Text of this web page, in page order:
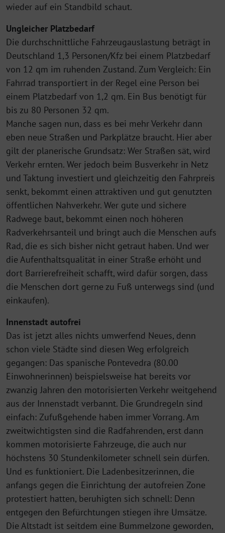
wieder auf ein Standbild schaut.
Ungleicher Platzbedarf
Die durchschnittliche Fahrzeugauslastung beträgt in
Deutschland 1,3 Personen/Kfz bei einem Platzbedarf
von 12 qm im ruhenden Zustand. Zum Vergleich: Ein
Fahrrad transportiert in der Regel eine Person bei
einem Platzbedarf von 1,2 qm. Ein Bus benötigt für
bis zu 80 Personen 32 qm.
Manche sagen nun, dass es bei mehr Verkehr dann
eben neue Straßen und Parkplätze braucht. Hier aber
gilt der planerische Grundsatz: Wer Straßen sät, wird
Verkehr ernten. Wer jedoch beim Busverkehr in Netz
und Taktung investiert und gleichzeitig den Fahrpreis
senkt, bekommt einen attraktiven und gut genutzten
öffentlichen Nahverkehr. Wer gute und sichere
Radwege baut, bekommt einen noch höheren
Radverkehrsanteil und bringt auch die Menschen aufs
Rad, die es sich bisher nicht getraut haben. Und wer
die Aufenthaltsqualität in einer Straße erhöht und
dort Barrierefreiheit schafft, wird dafür sorgen, dass
die Menschen dort gerne zu Fuß unterwegs sind (und
einkaufen).
Innenstadt autofrei
Das ist jetzt alles nichts umwerfend Neues, denn
schon viele Städte sind diesen Weg erfolgreich
gegangen: Das spanische Pontevedra (80.00
Einwohnerinnen) beispielsweise hat bereits vor
zwanzig Jahren den motorisierten Verkehr weitgehend
aus der Innenstadt verbannt. Die Grundregeln sind
einfach: Zufußgehende haben immer Vorrang. Am
zweitwichtigsten sind die Radfahrenden, erst dann
kommen motorisierte Fahrzeuge, die auch nur
höchstens 30 Stundenkilometer schnell sein dürfen.
Und es funktioniert. Die Ladenbesitzerinnen, die
anfangs gegen die Einrichtung der autofreien Zone
protestiert hatten, beruhigten sich schnell: Denn
entgegen den Befürchtungen stiegen ihre Umsätze.
Die Altstadt ist seitdem eine Bummelzone geworden,